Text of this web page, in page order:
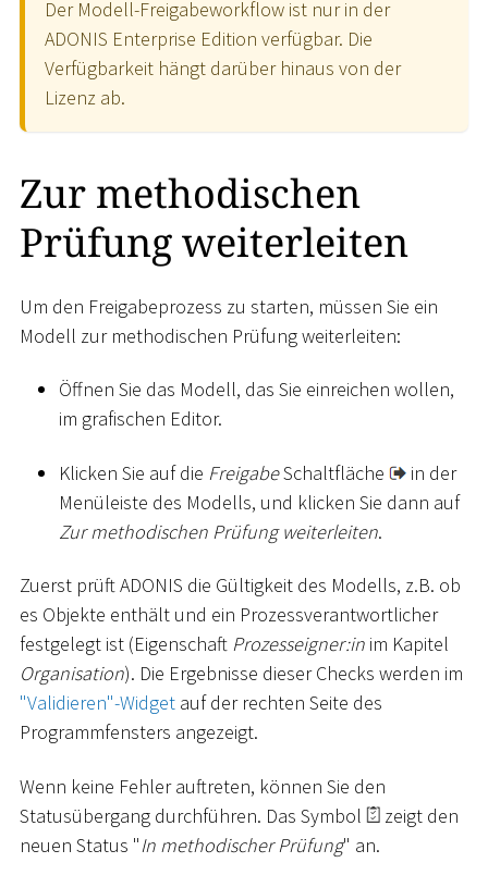
Der Modell-Freigabeworkflow ist nur in der
ADONIS Enterprise Edition verfügbar. Die
Verfügbarkeit hängt darüber hinaus von der
Lizenz ab.
Zur methodischen
Prüfung weiterleiten
Um den Freigabeprozess zu starten, müssen Sie ein
Modell zur methodischen Prüfung weiterleiten:
Öffnen Sie das Modell, das Sie einreichen wollen,
im grafischen Editor.
Klicken Sie auf die FreigabeSchaltfläche
in der
Menüleiste des Modells, und klicken Sie dann auf
Zur methodischen Prüfung weiterleiten.
Zuerst prüft ADONIS die Gültigkeit des Modells, z.B. ob
es Objekte enthält und ein Prozessverantwortlicher
festgelegt ist (Eigenschaft Prozesseigner:in im Kapitel
Organisation). Die Ergebnisse dieser Checks werden im
"Validieren"-Widget auf der rechten Seite des
Programmfensters angezeigt.
Wenn keine Fehler auftreten, können Sie den
Statusübergang durchführen. Das Symbol
zeigt den
neuen Status "In methodischer Prüfung" an.